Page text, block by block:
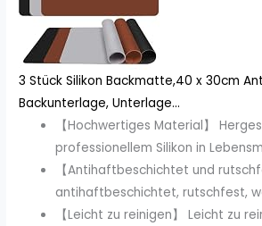
3 Stück Silikon Backmatte,40 x 30cm
Backunterlage, Unterlage...
【Hochwertiges Material】
professionellem Silikon in
【Antihaftbeschichtet und
antihaftbeschichtet, rutschfest,
【Leicht zu reinigen】 Leicht zu